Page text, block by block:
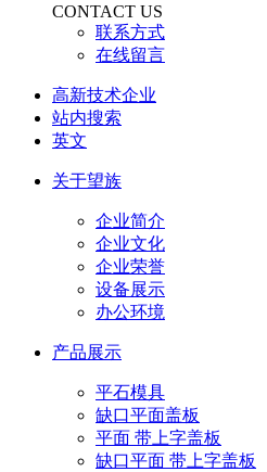
CONTACT US
联系方式
在线留言
高新技术企业
站内搜索
英文
关于望族
企业简介
企业文化
企业荣誉
设备展示
办公环境
产品展示
平石模具
缺口平面盖板
平面 带上字盖板
缺口平面 带上字盖板